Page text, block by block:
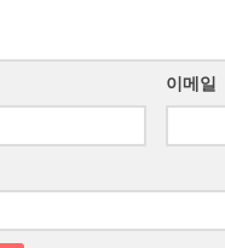
이메일